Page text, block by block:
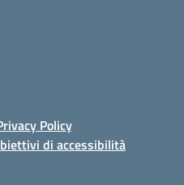
Policy
di accessibilità